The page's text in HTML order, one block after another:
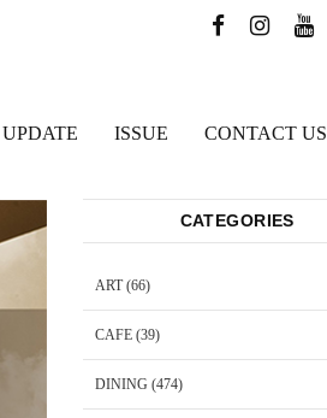
ISSUE CONTACT US
CATEGORIES
ART(66)
CAFE(39)
DINING (474)